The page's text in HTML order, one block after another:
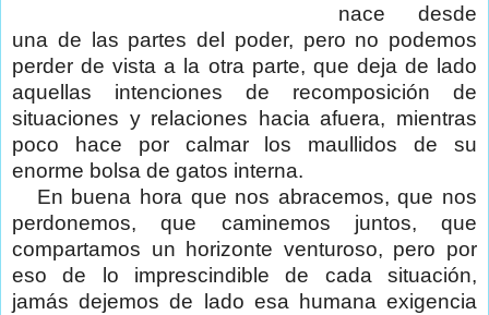
nace desde
una de las partes del poder, pero no podemos
perder de vista a la otra parte, que deja de lado
aquellas intenciones de recomposición de
situaciones y relaciones hacia afuera, mientras
poco hace por calmar los maullidos de su
enorme bolsa de gatos interna.
En buena hora que nos abracemos, que nos
perdonemos, que caminemos juntos, que
compartamos un horizonte venturoso, pero por
eso de lo imprescindible de cada situación,
jamás dejemos de lado esa humana exigencia